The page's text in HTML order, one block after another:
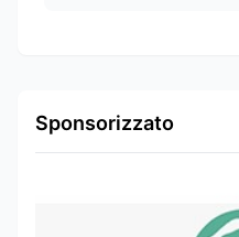
Sponsorizzato